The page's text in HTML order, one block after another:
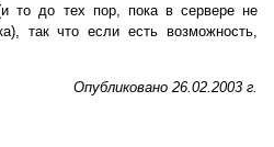
то до тех пор, пока в сервере не
так что если есть возможность,
Опубликовано 26.02.2003 г.